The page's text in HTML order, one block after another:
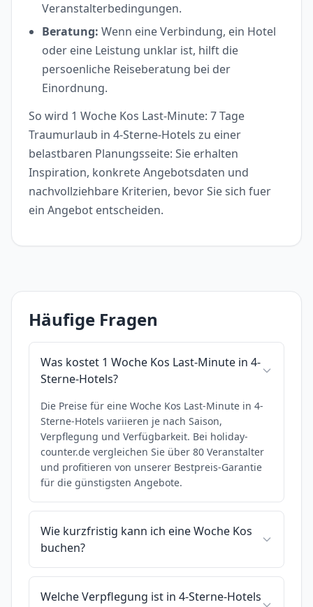
Veranstalterbedingungen.
Beratung: Wenn eine Verbindung, ein Hotel
oder eine Leistung unklar ist, hilft die
persoenliche Reiseberatung bei der
Einordnung.
So wird 1 Woche Kos Last-Minute: 7 Tage
Traumurlaub in 4-Sterne-Hotels zu einer
belastbaren Planungsseite: Sie erhalten
Inspiration, konkrete Angebotsdaten und
nachvollziehbare Kriterien, bevor Sie sich fuer
ein Angebot entscheiden.
Häufige Fragen
Was kostet 1 Woche Kos Last-Minute in 4-
Sterne-Hotels?
Die Preise für eine Woche Kos Last-Minute in 4-
Sterne-Hotels variieren je nach Saison,
Verpflegung und Verfügbarkeit. Bei holiday-
counter.de vergleichen Sie über 80 Veranstalter
und profitieren von unserer Bestpreis-Garantie
für die günstigsten Angebote.
Wie kurzfristig kann ich eine Woche Kos
buchen?
Welche Verpflegung ist in 4-Sterne-Hotels